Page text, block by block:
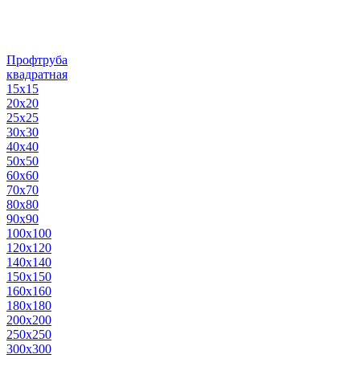
Профтруба
квадратная
15х15
20х20
25х25
30х30
40х40
50х50
60х60
70х70
80х80
90х90
100х100
120х120
140х140
150х150
160х160
180х180
200х200
250х250
300х300